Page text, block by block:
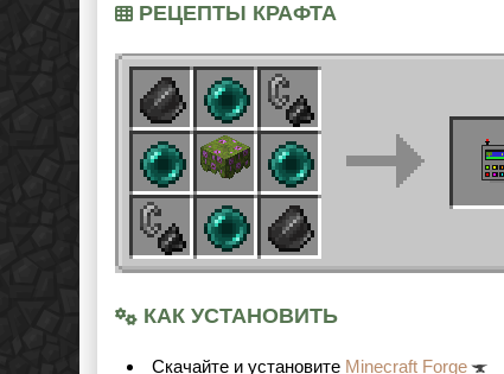
РЕЦЕПТЫ КРАФТА
КАК УСТАНОВИТЬ
Cкачайте и установите Minecraft Forge